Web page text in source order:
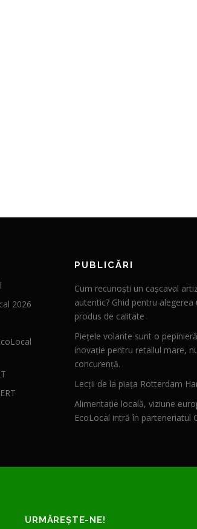
2026
PUBLICĂRI
Cum recunoști un cașcaval
autentic? Ghid pentru alegerea
produs de calitate
Piețele volante sunt o
inovație pentru retailul mare,
concurență.
Lecții de la piața Rotterdam
Alimentație locală, viziune
EcoLocal intră în parteneriatul
URMĂREȘTE-NE!